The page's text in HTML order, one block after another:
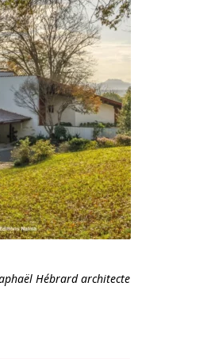
Hébrard architecte